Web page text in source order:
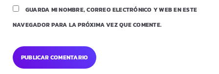
GUARDA MI NOMBRE, CORREO ELECTRÓNICO Y WEB EN ESTE
NAVEGADOR PARA LA PRÓXIMA VEZ QUE COMENTE.